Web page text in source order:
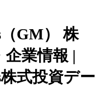
GM）
株
業情報 |
式投資デー